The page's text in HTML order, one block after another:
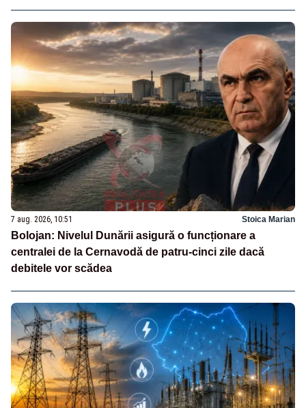
7 aug. 2026, 10:51 Stoica Marian
Bolojan: Nivelul Dunării asigură o funcționare a
centralei de la Cernavodă de patru-cinci zile dacă
debitele vor scădea